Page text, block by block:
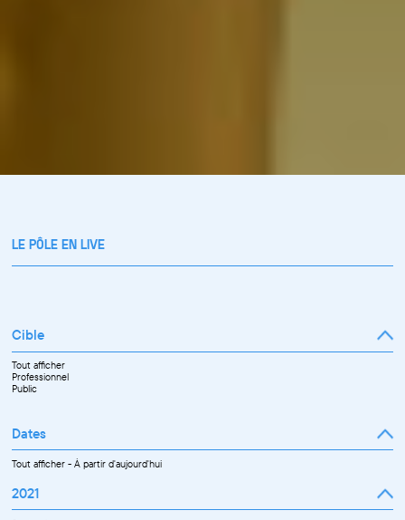
LE PÔLE EN LIVE
Cible
Tout afficher
Professionnel
Public
Dates
Tout afficher-À partir d'aujourd'hui
2021